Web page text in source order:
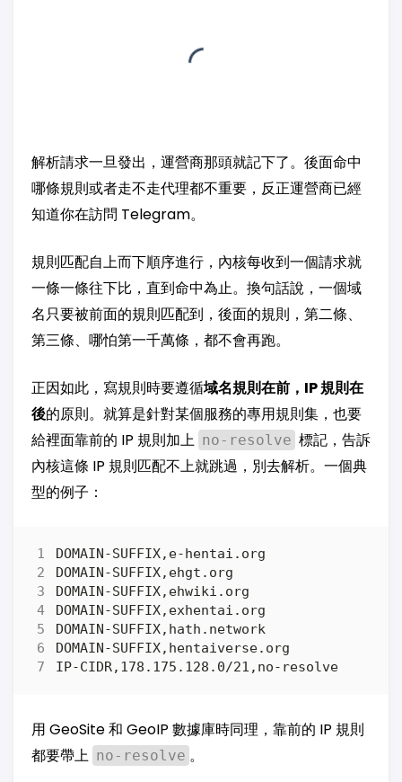
解析請求一旦發出，運營商那頭就記下了。後面命中
哪條規則或者走不走代理都不重要，反正運營商已經
知道你在訪問 Telegram。
規則匹配自上而下順序進行，內核每收到一個請求就
一條一條往下比，直到命中為止。換句話說，一個域
名只要被前面的規則匹配到，後面的規則，第二條、
第三條、哪怕第一千萬條，都不會再跑。
正因如此，寫規則時要遵循域名規則在前，IP 規則在
後的原則。就算是針對某個服務的專用規則集，也要
給裡面靠前的 IP 規則加上 no-resolve 標記，告訴
內核這條 IP 規則匹配不上就跳過，別去解析。一個典
型的例子：
用 GeoSite 和 GeoIP 數據庫時同理，靠前的 IP 規則
都要帶上 no-resolve 。